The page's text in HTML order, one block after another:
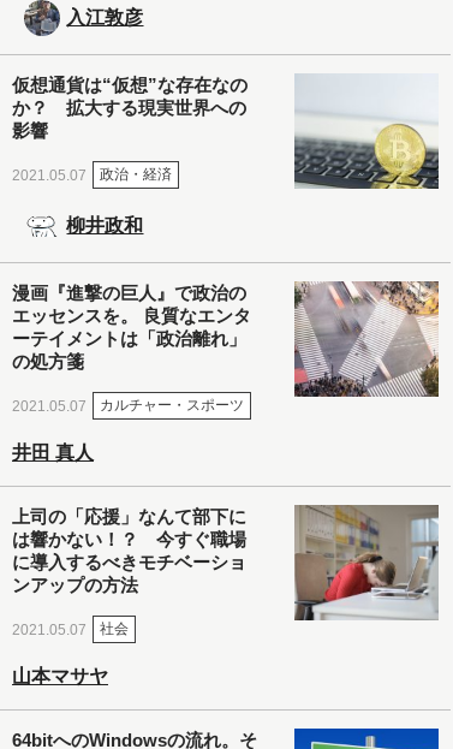
入江敦彦
仮想通貨は“仮想”な存在なの
か？ 拡大する現実世界への
影響
2021.05.07 政治・経済
柳井政和
漫画『進撃の巨人』で政治の
エッセンスを。 良質なエンタ
ーテイメントは「政治離れ」
の処方箋
2021.05.07 カルチャー・スポーツ
井田 真人
上司の「応援」なんて部下に
は響かない！？ 今すぐ職場
に導入するべきモチベーショ
ンアップの方法
2021.05.07 社会
山本マサヤ
64bitへのWindowsの流れ。そ